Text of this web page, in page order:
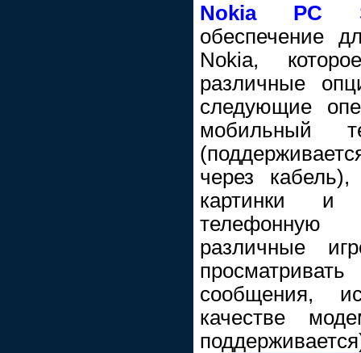
Nokia PC
обеспечение
Nokia,
различные
следующие
мобильный
через
картинки и
телефонную
различные
сообщения,
качестве